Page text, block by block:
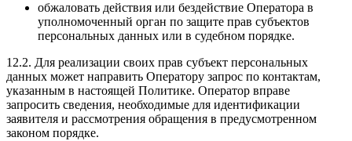
обжаловать действия или бездействие Оператора в
уполномоченный орган по защите прав субъектов
персональных данных или в судебном порядке.
12.2. Для реализации своих прав субъект персональных
данных может направить Оператору запрос по контактам,
указанным в настоящей Политике. Оператор вправе
запросить сведения, необходимые для идентификации
заявителя и рассмотрения обращения в предусмотренном
законом порядке.